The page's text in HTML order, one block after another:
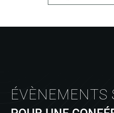
ÉVÈNEMENTS